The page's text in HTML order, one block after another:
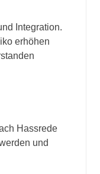
Integration.
erhöhen
Hassrede
und